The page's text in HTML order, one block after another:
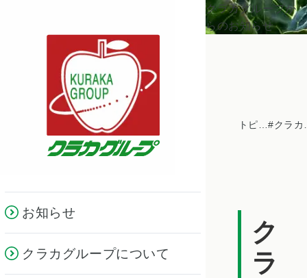
お知らせ
クラカグループについて
クラカグループか
らのお知らせ
トピックス一覧 #ク
ク
ラ